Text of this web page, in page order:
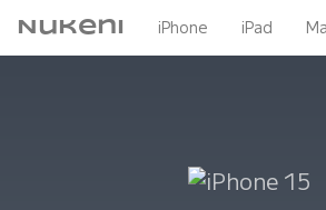
Nukeni iPhone iPad